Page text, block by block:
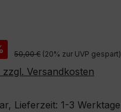
Regulärer Preis:
50,00 € (20% zur UVP gespart)
Versandkosten
Lieferzeit: 1-3 Werktage